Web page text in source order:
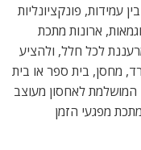
עמידות, פונקציונליות
ארונות מתכת
לכל חלל, ולהציע
מחסן, בית ספר או בית
המושלמת לאחסון מעוצב
מפגעי הזמן